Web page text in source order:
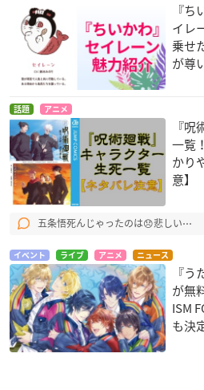
『
イレ
乗せ
が尊
話題 アニメ
『
一覧
かり
意】
五条悟死んじゃったのは😞悲しい⋯
イベント ライブ アニメ ニュース
『
が無
ISM
も決